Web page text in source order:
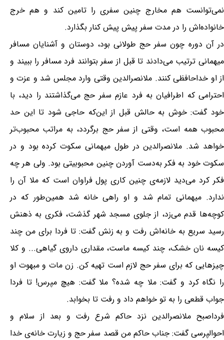
نمی‌توانست هم مخارج چنین سفری را تامین کند و هم خرج
خانواده‌اش را در مدت سفر پیش پیش کنار بگذارد.
در آن دوره چون سفر حج طولانی بود، دوستان و آشنایان مسافر
میهمانی ترتیب می‌دادند تا قبل از سفر بتوانند فرد مسافر را ببیند و
از او خداحافظی کنند. ملانصرالدین وقتی وارد مجلس شد و عزت و
احترامی که اطرافیان به فرد عازم سفر حج می‌گذاشتند را دید، با
خود گفت: خوش به حالش قبل از این‌که حاجی شود تا این حد
محبوب همه است، وقتی از سفر حج برگردد، به مراتب محبوب‌تر
خواهد شد. ملانصرالدین در طول میهمانی سکوت کرده بود و در
سکوت خود به فکر به‌دست آوردن چنین محبوبیتی بود. ولی هر چه
فکر کرد می‌دید لازمه‌ی چنین کاری پول فراوان است که ملا آن را
ندارد. میهمانی تمام شد و او راهی خانه شد همین‌طور که در
کوچه‌ها قدم می‌زد، از جلوی مسجد شهر گذشت، فکری به ذهنش
رسید سریع به خانه‌اش رفت و به زنش گفت: تا فردا برای من چند
کیسه نان خشک، چند کیسه ماست، مقداری داروی گیاهی... و کلا
چیزهایی که برای سفر حج لازم است تهیه کن. زن مات و مبهوت او
را نگاه کرد و گفت: ملا چه شده؟ ملا گفت: هیچ مپرس! تا فردا
جواب قطعی را به تو خواهم داد و رفت تا بخوابد.
فرداصبح ملانصرالدین نزد حاکم شرع رفت و بعد از سلام و
احوالپرسی گفت: جناب حاکم من قصد سفر حج و زیارت خانه‌ی خدا